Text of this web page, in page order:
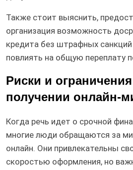
Также стоит выяснить,
организация возможность
кредита без штрафных
повлиять на общую переплату
Риски и
получении онлайн-
Когда речь идет о срочной
многие люди обращаются за
онлайн. Они привлекательны
скоростью оформления, но